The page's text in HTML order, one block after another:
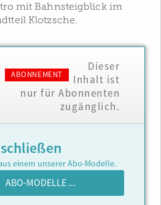
mit Bahnsteigblick im
Klotzsche.
ABONNEMENT
Dieser
Inhalt ist
nur für Abonnenten
zugänglich.
einem unserer Abo-Modelle.
ABO-MODELLE ...